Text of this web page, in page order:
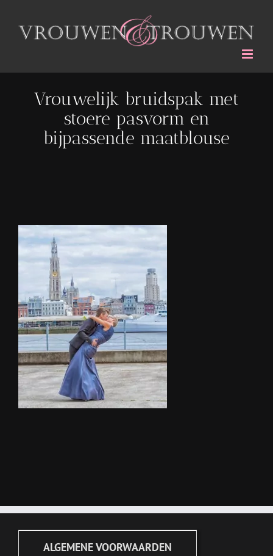
naar
inhoud
Vrouwelijk bruidspak met
stoere pasvorm en
bijpassende maatblouse
ALGEMENE VOORWAARDEN